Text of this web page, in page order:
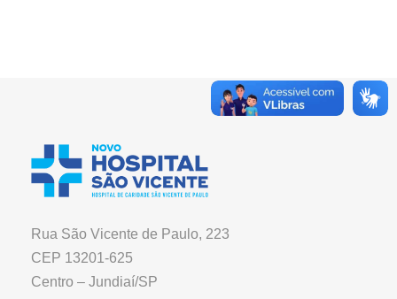
Rua São Vicente de Paulo, 223
CEP 13201-625
Centro – Jundiaí/SP